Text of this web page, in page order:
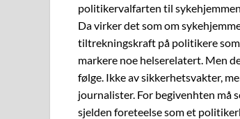
politikervalfarten til
Da virker det som om
tiltrekningskraft på politikere
markere noe helserelatert. Men
følge. Ikke av sikkerhetsvakter,
journalister. For begivenhten må
sjelden foreteelse som et